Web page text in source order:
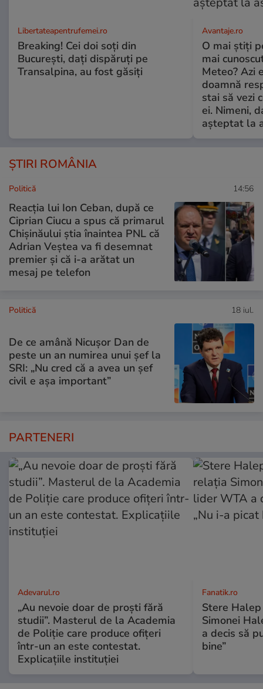
Libertateapentrufemei.ro
Breaking! Cei doi soți din
București, dați dispăruți pe
Transalpina, au fost găsiți
Avantaje.ro
O mai știți
mai
Meteo? Azi
doamnă
stai să vezi
ei. Nimeni,
așteptat la
ȘTIRI ROMÂNIA
Politică 14:56
Reacția lui Ion Ceban, după ce
Ciprian Ciucu a spus că primarul
Chișinăului știa înaintea PNL că
Adrian Veștea va fi desemnat
premier și că i-a arătat un
mesaj pe telefon
Politică 18 iul.
De ce amână Nicușor Dan de
peste un an numirea unui șef la
SRI: „Nu cred că a avea un şef
civil e așa important”
PARTENERI
Adevarul.ro
„Au nevoie doar de proști fără
studii”. Masterul de la Academia
de Poliție care produce ofițeri
într-un an este contestat.
Explicațiile instituției
Fanatik.ro
Stere
Simonei
a decis să
bine”